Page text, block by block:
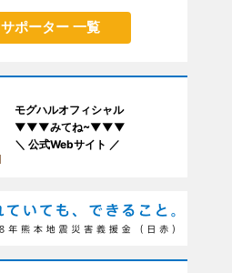
サポーター 一覧
モグハルオフィシャル
▼▼▼みてね~▼▼▼
＼ 公式Webサイト ／